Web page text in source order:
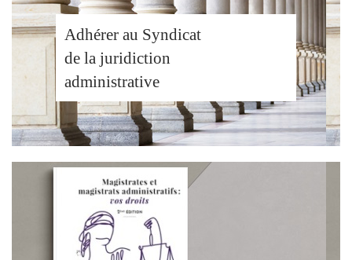
Adhérer au Syndicat
de la juridiction
administrative